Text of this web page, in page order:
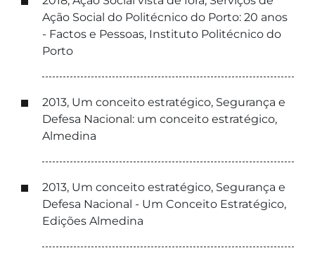
Ação Social do Politécnico do Porto: 20 anos
- Factos e Pessoas, Instituto Politécnico do
Porto
2013, Um conceito estratégico, Segurança e
Defesa Nacional: um conceito estratégico,
Almedina
2013, Um conceito estratégico, Segurança e
Defesa Nacional - Um Conceito Estratégico,
Edições Almedina